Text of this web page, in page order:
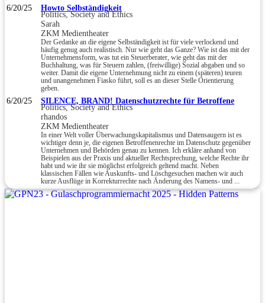
6/20/25 Howto Selbständigkeit
Politics, Society and Ethics
Sarah
ZKM Medientheater
Der Gedanke an die eigene Selbständigkeit ist für viele verlockend und
häufig genug auch realistisch. Nur wie geht das Ganze? Wie ist das mit der
Unternehmensform, was tut ein Steuerberater, wie geht das mit der
Buchhaltung, was für Steuern zahlen, (freiwillige) Sozial abgaben und so
weiter. Damit die eigene Unternehmung nicht zu einem (späteren) teuren
und unangenehmen Fiasko führt, soll es an dieser Stelle Orientierung
geben.
6/20/25 SILENCE, BRAND! Datenschutzrechte für Betroffene
Politics, Society and Ethics
rhandos
ZKM Medientheater
In einer Welt voller Überwachungskapitalismus und Datensaugern ist es
wichtiger denn je, die eigenen Betroffenenrechte im Datenschutz gegenüber
Unternehmen und Behörden genau zu kennen. Ich erkläre anhand von
Beispielen aus der Praxis und aktueller Rechtsprechung, welche Rechte ihr
habt und wie ihr sie möglichst erfolgreich geltend macht. Neben
klassischen Fällen wie Auskunfts- und Löschgesuchen machen wir auch
kurze Ausflüge in Korrekturrechte nach Änderung des Namens- und ...